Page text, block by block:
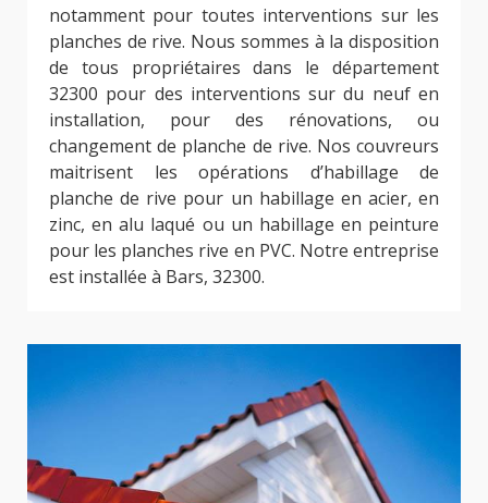
notamment pour toutes interventions sur les
planches de rive. Nous sommes à la disposition
de tous propriétaires dans le département
32300 pour des interventions sur du neuf en
installation, pour des rénovations, ou
changement de planche de rive. Nos couvreurs
maitrisent les opérations d’habillage de
planche de rive pour un habillage en acier, en
zinc, en alu laqué ou un habillage en peinture
pour les planches rive en PVC. Notre entreprise
est installée à Bars, 32300.